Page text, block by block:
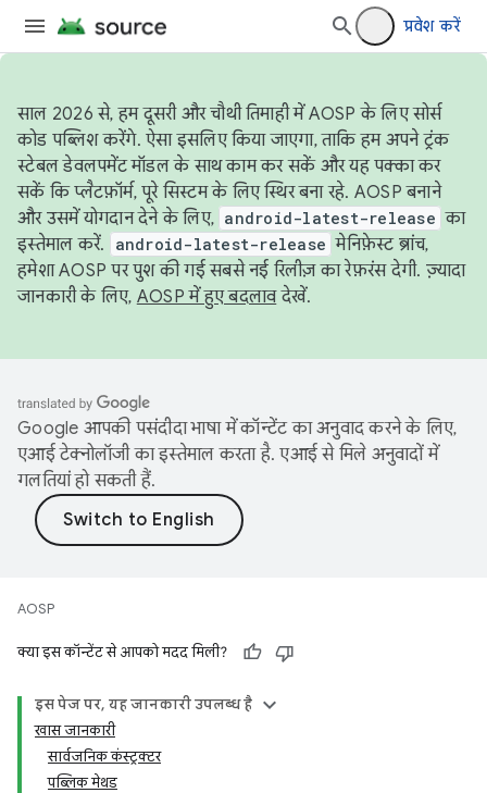
प्रवेश करें
साल 2026 से, हम दूसरी और चौथी तिमाही में AOSP के लिए सोर्स
कोड पब्लिश करेंगे. ऐसा इसलिए किया जाएगा, ताकि हम अपने ट्रंक
स्टेबल डेवलपमेंट मॉडल के साथ काम कर सकें और यह पक्का कर
सकें कि प्लैटफ़ॉर्म, पूरे सिस्टम के लिए स्थिर बना रहे. AOSP बनाने
और उसमें योगदान देने के लिए, android-latest-release का
इस्तेमाल करें.
android-latest-release मेनिफ़ेस्ट ब्रांच,
हमेशा AOSP पर पुश की गई सबसे नई रिलीज़ का रेफ़रंस देगी. ज़्यादा
जानकारी के लिए, AOSP में हुए बदलावदेखें.
Google आपकी पसंदीदा भाषा में कॉन्टेंट का अनुवाद करने के लिए,
एआई टेक्नोलॉजी का इस्तेमाल करता है. एआई से मिले अनुवादों में
गलतियां हो सकती हैं.
AOSP
क्या इस कॉन्टेंट से आपको मदद मिली?
इस पेज पर, यह जानकारी उपलब्ध है
खास जानकारी
सार्वजनिक कंस्ट्रक्टर
पब्लिक मेथड